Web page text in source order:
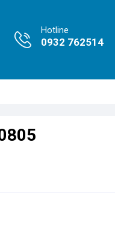
Hotline
0932 762514